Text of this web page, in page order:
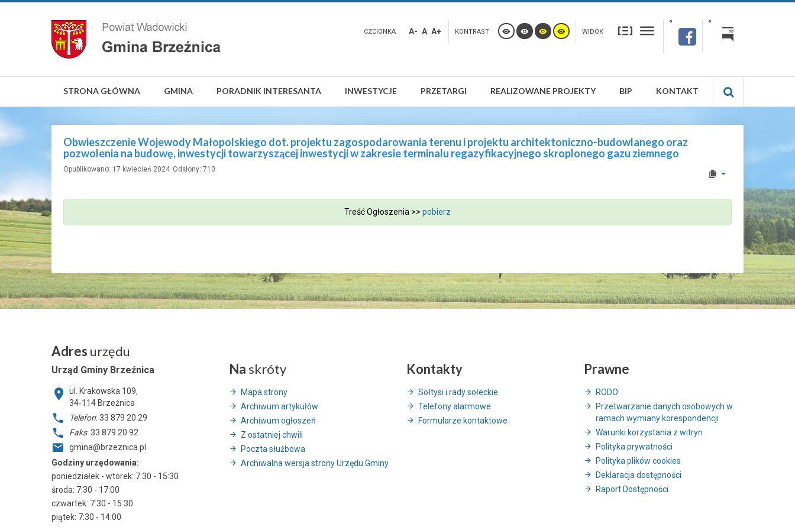
CZCIONKA A- A A+ KONTRAST WIDOK
STRONA GŁÓWNA GMINA PORADNIK INTERESANTA INWESTYCJE PRZETARGI REALIZOWANE PROJEKTY BIP KONTAKT
Obwieszczenie Wojewody Małopolskiego dot. projektu zagospodarowania terenu i projektu architektoniczno-budowlanego oraz
pozwolenia na budowę, inwestycji towarzyszącej inwestycji w zakresie terminalu regazyfikacyjnego skroplonego gazu ziemnego
Opublikowano: 17 kwiecień 2024 Odsłony: 710
Treść Ogłoszenia >> pobierz
Adres urzędu
Urząd Gminy Brzeźnica
ul. Krakowska 109,
34-114 Brzeźnica
Telefon: 33 879 20 29
Faks: 33 879 20 92
gmina@brzeznica.pl
Godziny urzędowania:
poniedziałek - wtorek: 7:30 - 15:30
środa: 7:30 - 17:00
czwartek: 7:30 - 15:30
piątek: 7:30 - 14:00
Na skróty
Mapa strony
Archiwum artykułów
Archiwum ogłoszeń
Z ostatniej chwili
Poczta służbowa
Archiwalna wersja strony Urzędu Gminy
Kontakty
Sołtysi i rady sołeckie
Telefony alarmowe
Formularze kontaktowe
Prawne
RODO
Przetwarzanie danych osobowych w
ramach wymiany korespondencji
Warunki korzystania z witryn
Polityka prywatności
Polityka plików cookies
Deklaracja dostępności
Raport Dostępności